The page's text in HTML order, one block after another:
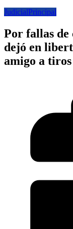
JudicialPrincipal
Por fallas de
dejó en
amigo a tiros